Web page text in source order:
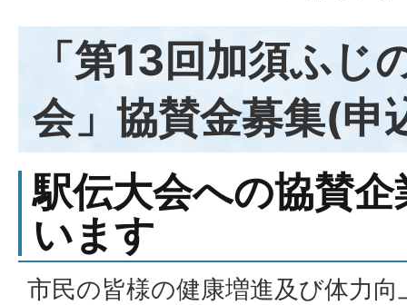
「第13回加須ふじ
会」協賛金募集(申
駅伝大会への協賛
います
市民の皆様の健康増進及び体力